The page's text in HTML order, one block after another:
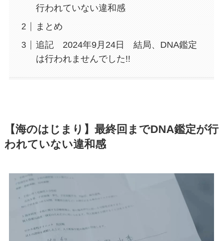
行われていない違和感
まとめ
追記 2024年9月24日 結局、DNA鑑定
は行われませんでした!!
【海のはじまり】最終回までDNA鑑定が行
われていない違和感